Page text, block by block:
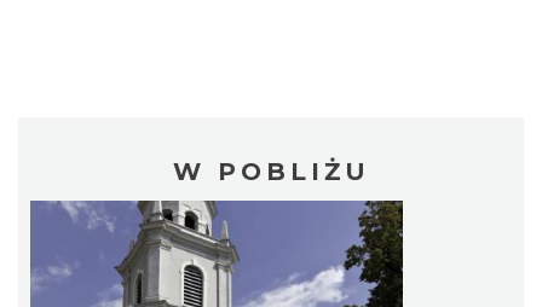
W POBLIŻU